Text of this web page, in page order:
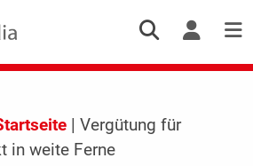
| Vergütung für
in weite Ferne